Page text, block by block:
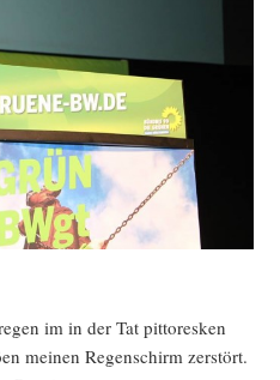
im in der Tat pit­to­res­ken
mei­nen Regen­schirm zer­stört.